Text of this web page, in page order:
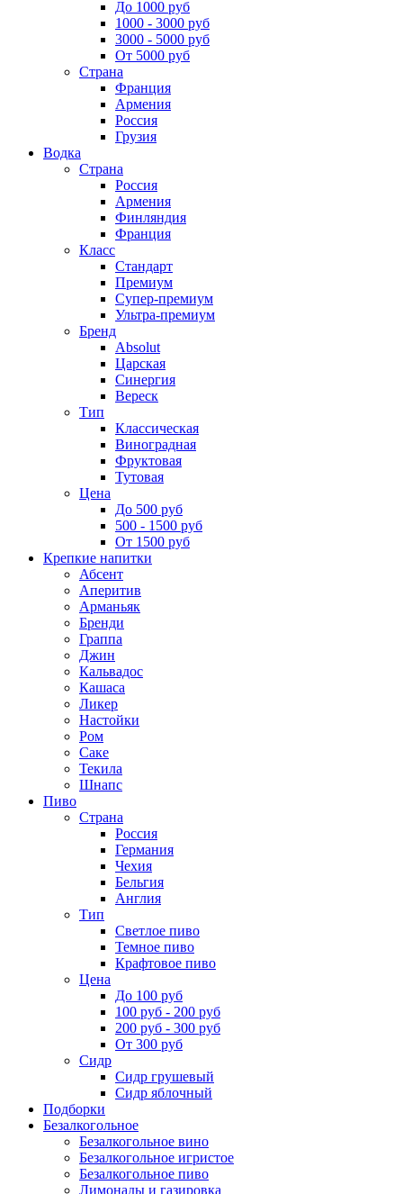
До 1000 руб
1000 - 3000 руб
3000 - 5000 руб
От 5000 руб
Страна
Франция
Армения
Россия
Грузия
Водка
Страна
Россия
Армения
Финляндия
Франция
Класс
Стандарт
Премиум
Супер-премиум
Ультра-премиум
Бренд
Absolut
Царская
Синергия
Вереск
Тип
Классическая
Виноградная
Фруктовая
Тутовая
Цена
До 500 руб
500 - 1500 руб
От 1500 руб
Крепкие напитки
Абсент
Аперитив
Арманьяк
Бренди
Граппа
Джин
Кальвадос
Кашаса
Ликер
Настойки
Ром
Саке
Текила
Шнапс
Пиво
Страна
Россия
Германия
Чехия
Бельгия
Англия
Тип
Светлое пиво
Темное пиво
Крафтовое пиво
Цена
До 100 руб
100 руб - 200 руб
200 руб - 300 руб
От 300 руб
Сидр
Сидр грушевый
Сидр яблочный
Подборки
Безалкогольное
Безалкогольное вино
Безалкогольное игристое
Безалкогольное пиво
Лимонады и газировка